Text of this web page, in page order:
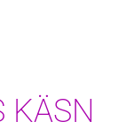
KÄSN